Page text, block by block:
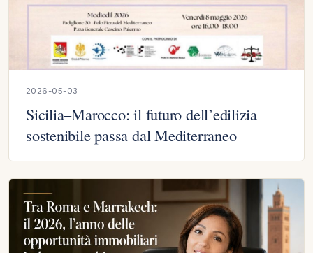
2026-05-03
Sicilia–Marocco: il futuro dell’edilizia
sostenibile passa dal Mediterraneo